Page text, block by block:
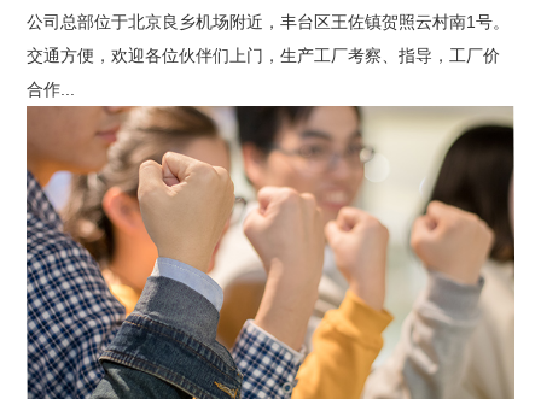
公司总部位于北京良乡机场附近，丰台区王佐镇贺照云村南1号。
交通方便，欢迎各位伙伴们上门，生产工厂考察、指导，工厂价
合作...